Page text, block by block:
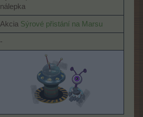
nálepka
Akcia Sýrové přistání na Marsu
-